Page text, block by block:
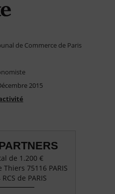
de Commerce de Paris
2015
de 1.200 €
75116 PARIS
de PARIS